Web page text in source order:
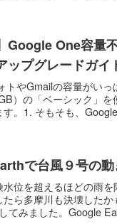
Google One容量
ップグレードガイ
トやGmailの容量がい
）の「ベーシック」
す。1. そもそも、
で台風９号の
水位を超えるほどの雨
たら多摩川も決壊した
てみました。Google